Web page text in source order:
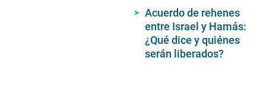
Acuerdo de rehenes
entre Israel y Hamás:
¿Qué dice y quiénes
serán liberados?